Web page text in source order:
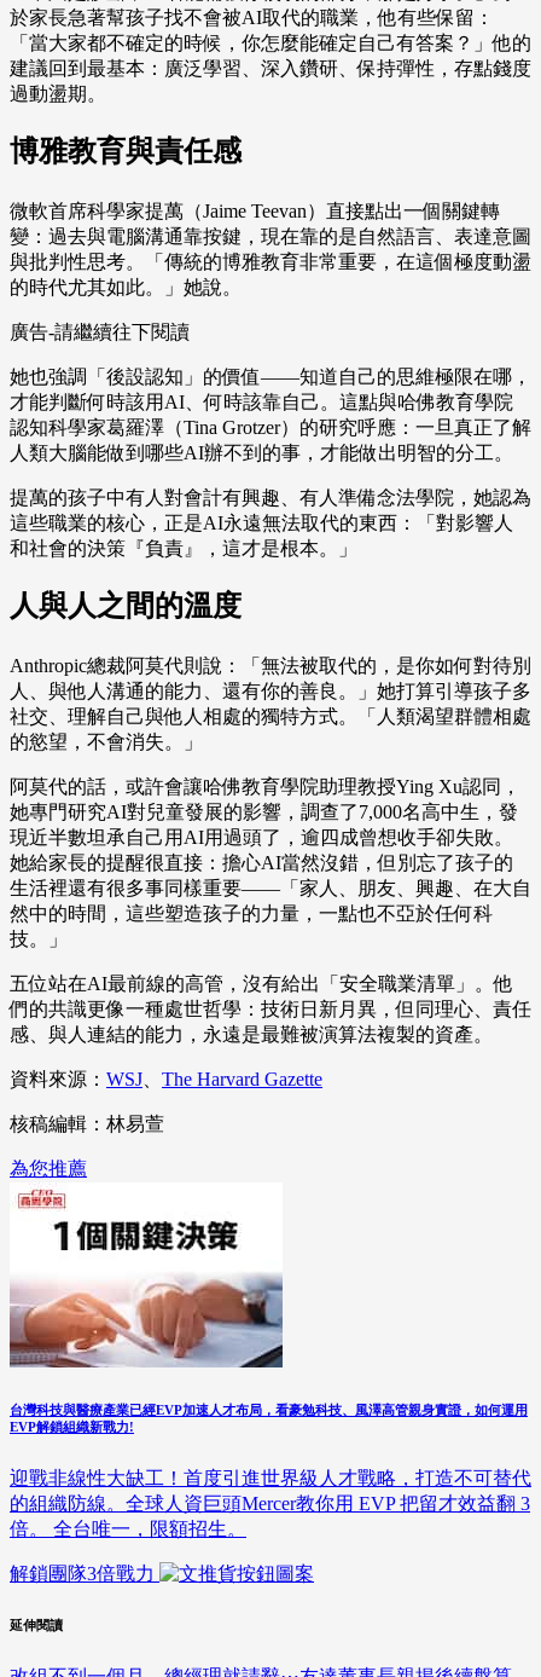
於家長急著幫孩子找不會被AI取代的職業，他有些保留：
「當大家都不確定的時候，你怎麼能確定自己有答案？」他的
建議回到最基本：廣泛學習、深入鑽研、保持彈性，存點錢度
過動盪期。
博雅教育與責任感
微軟首席科學家提萬（Jaime Teevan）直接點出一個關鍵轉
變：過去與電腦溝通靠按鍵，現在靠的是自然語言、表達意圖
與批判性思考。「傳統的博雅教育非常重要，在這個極度動盪
的時代尤其如此。」她說。
廣告-請繼續往下閱讀
她也強調「後設認知」的價值——知道自己的思維極限在哪，
才能判斷何時該用AI、何時該靠自己。這點與哈佛教育學院
認知科學家葛羅澤（Tina Grotzer）的研究呼應：一旦真正了解
人類大腦能做到哪些AI辦不到的事，才能做出明智的分工。
提萬的孩子中有人對會計有興趣、有人準備念法學院，她認為
這些職業的核心，正是AI永遠無法取代的東西：「對影響人
和社會的決策『負責』，這才是根本。」
人與人之間的溫度
Anthropic總裁阿莫代則說：「無法被取代的，是你如何對待別
人、與他人溝通的能力、還有你的善良。」她打算引導孩子多
社交、理解自己與他人相處的獨特方式。「人類渴望群體相處
的慾望，不會消失。」
阿莫代的話，或許會讓哈佛教育學院助理教授Ying Xu認同，
她專門研究AI對兒童發展的影響，調查了7,000名高中生，發
現近半數坦承自己用AI用過頭了，逾四成曾想收手卻失敗。
她給家長的提醒很直接：擔心AI當然沒錯，但別忘了孩子的
生活裡還有很多事同樣重要——「家人、朋友、興趣、在大自
然中的時間，這些塑造孩子的力量，一點也不亞於任何科
技。」
五位站在AI最前線的高管，沒有給出「安全職業清單」。他
們的共識更像一種處世哲學：技術日新月異，但同理心、責任
感、與人連結的能力，永遠是最難被演算法複製的資產。
資料來源： WSJ The Harvard Gazette
核稿編輯：林易萱
為您推薦
台灣科技與醫療產業已經EVP加速人才布局，看豪勉科技、風澤高管親身實證，如何運用
EVP解鎖組織新戰力!
迎戰非線性大缺工！首度引進世界級人才戰略，打造不可替代
的組織防線。全球人資巨頭Mercer教你用 EVP 把留才效益翻 3
倍。 全台唯一，限額招生。
解鎖團隊3倍戰力
延伸閱讀